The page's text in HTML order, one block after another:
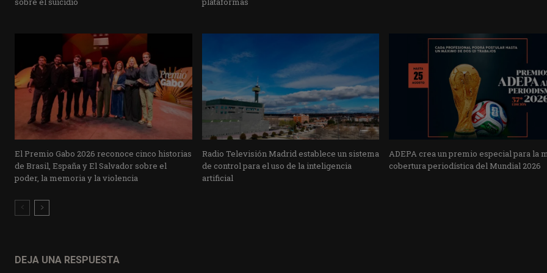
El Premio Gabo 2026 reconoce cinco historias
de Brasil, España y El Salvador sobre el
poder, la memoria y la violencia
Radio Televisión Madrid establece un sistema
de control para el uso de la inteligencia
artificial
ADEPA crea un premio especial para la
cobertura periodística del Mundial 2026
DEJA UNA RESPUESTA